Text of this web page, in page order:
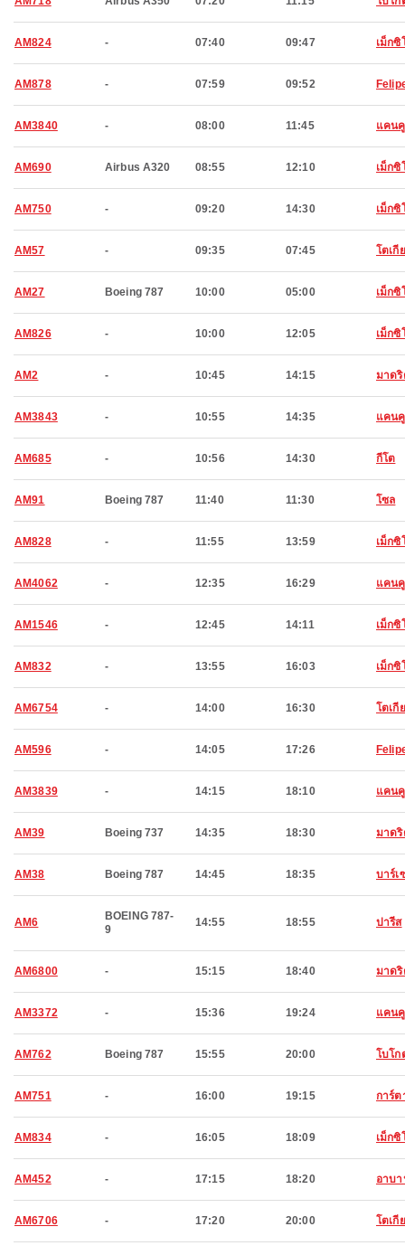
AM824 - 07:40 09:47 เม็กซิ
AM878 - 07:59 09:52
AM3840 - 08:00 11:45 แคน
AM690 Airbus A320 08:55 12:10 เม็กซิ
AM750 - 09:20 14:30 เม็กซิ
AM57 - 09:35 07:45 โตเกี
AM27 Boeing 787 10:00 05:00 เม็กซิ
AM826 - 10:00 12:05 เม็กซิ
AM2 - 10:45 14:15 มาด
AM3843 - 10:55 14:35 แคน
AM685 - 10:56 14:30 กีโต
AM91 Boeing 787 11:40 11:30 โซล
AM828 - 11:55 13:59 เม็กซิ
AM4062 - 12:35 16:29 แคน
AM1546 - 12:45 14:11 เม็กซิ
AM832 - 13:55 16:03 เม็กซิ
AM6754 - 14:00 16:30 โตเกี
AM596 - 14:05 17:26
AM3839 - 14:15 18:10 แคน
AM39 Boeing 737 14:35 18:30 มาด
AM38 Boeing 787 14:45 18:35 บาร์เ
AM6
BOEING 787-
9
14:55 18:55 ปารีส
AM6800 - 15:15 18:40 มาด
AM3372 - 15:36 19:24 แคน
AM762 Boeing 787 15:55 20:00 โบโก
AM751 - 16:00 19:15 การ์ต
AM834 - 16:05 18:09 เม็กซิ
AM452 - 17:15 18:20 อาบ
AM6706 - 17:20 20:00 โตเกี